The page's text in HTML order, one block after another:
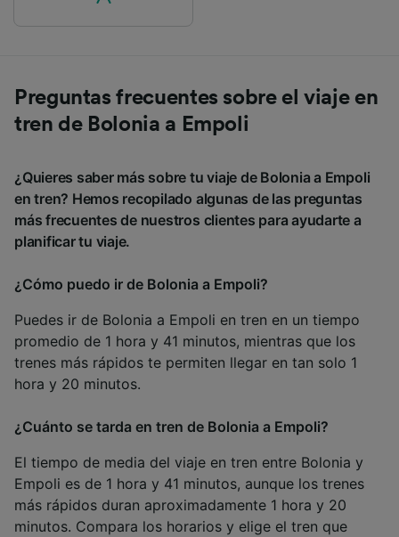
Preguntas frecuentes sobre el viaje en
tren de Bolonia a Empoli
¿Quieres saber más sobre tu viaje de Bolonia a Empoli
en tren? Hemos recopilado algunas de las preguntas
más frecuentes de nuestros clientes para ayudarte a
planificar tu viaje.
¿Cómo puedo ir de Bolonia a Empoli?
Puedes ir de Bolonia a Empoli en tren en un tiempo
promedio de 1 hora y 41 minutos, mientras que los
trenes más rápidos te permiten llegar en tan solo 1
hora y 20 minutos.
¿Cuánto se tarda en tren de Bolonia a Empoli?
El tiempo de media del viaje en tren entre Bolonia y
Empoli es de 1 hora y 41 minutos, aunque los trenes
más rápidos duran aproximadamente 1 hora y 20
minutos. Compara los horarios y elige el tren que